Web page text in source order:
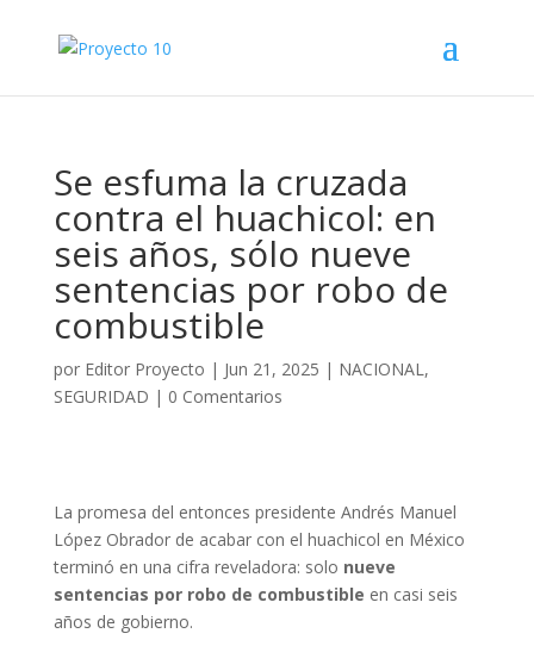
Se esfuma la cruzada
contra el huachicol: en
seis años, sólo nueve
sentencias por robo de
combustible
por Editor Proyecto | Jun 21, 2025 | NACIONAL,
SEGURIDAD | 0 Comentarios
La promesa del entonces presidente Andrés Manuel
López Obrador de acabar con el huachicol en México
terminó en una cifra reveladora: solo nueve
sentencias por robo de combustible en casi seis
años de gobierno.